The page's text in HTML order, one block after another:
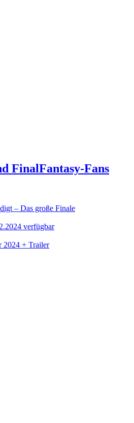
FinalFantasy-Fans
– Das große Finale
verfügbar
2024 + Trailer